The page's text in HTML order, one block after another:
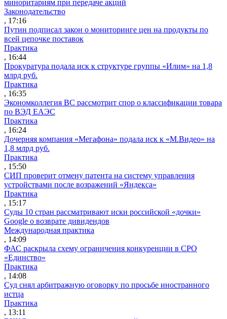
миноритариям при передаче акций
Законодательство
, 17:16
Путин подписал закон о мониторинге цен на продукты по
всей цепочке поставок
Практика
, 16:44
Прокуратура подала иск к структуре группы «Илим» на 1,8
млрд руб.
Практика
, 16:35
Экономколлегия ВС рассмотрит спор о классификации товара
по ВЭД ЕАЭС
Практика
, 16:24
Дочерняя компания «Мегафона» подала иск к «М.Видео» на
1,8 млрд руб.
Практика
, 15:50
СИП проверит отмену патента на систему управления
устройствами после возражений «Яндекса»
Практика
, 15:17
Суды 10 стран рассматривают иски российской «дочки»
Google о возврате дивидендов
Международная практика
, 14:09
ФАС раскрыла схему ограничения конкуренции в СРО
«Единство»
Практика
, 14:08
Суд снял арбитражную оговорку по просьбе иностранного
истца
Практика
, 13:11